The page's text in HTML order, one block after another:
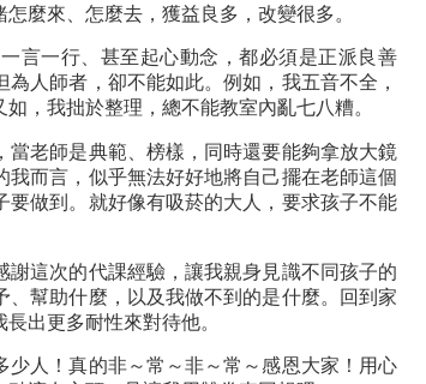
麼來、怎麼去，獲益良多，改變很多。
言一行、甚至起心動念，都必須是正派良善
人師者，卻不能如此。例如，我五音不全，
，我拙於整理，總不能教室內亂七八糟。
老師是典範、榜樣，同時還要能夠拿放大鏡
而言，似乎無法好好地將自己擺在老師這個
做到。就好像有吸菸的大人，要求孩子不能
這次的代課經驗，讓我親身見識不同孩子的
幫助什麼，以及我做不到的是什麼。回到家
出更多耐性來對待他。
人！真的非～常～非～常～感恩大家！用心